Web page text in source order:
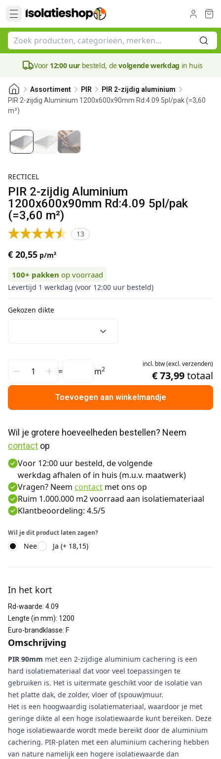
Voor 12:00 uur besteld, devolgende werkdag in huis
Assortiment PIR
PIR 2-zijdig aluminium
PIR 2-zijdig Aluminium 1200x600x90mm Rd:4.09 5pl/pak (=3,60
m²)
RECTICEL
PIR 2-zijdig Aluminium
1200x600x90mm Rd:4.09 5pl/pak
(=3,60 m²)
13
€ 20,55 p/m²
100+ pakken op voorraad
Levertijd 1 werkdag (voor 12:00 uur besteld)
Gekozen dikte
= m2
incl. btw(excl.verzenden)
€ 73,99totaal
Toevoegen aan winkelmandje
contact op
Voor 12:00 uur besteld, de volgende
werkdag afhalen of in huis (m.u.v. maatwerk)
Vragen? Neem contact met ons op
Ruim 1.000.000 m2 voorraad aan isolatiemateriaal
Klantbeoordeling: 4.5/5
Wil je dit product laten zagen?
Nee Ja (+ 18,15)
In het kort
Rd-waarde: 4.09
Lengte (in mm): 1200
Euro-brandklasse: F
Omschrijving
PIR 90mm met een 2-zijdige aluminium cachering is een
hard isolatiemateriaal dat voor veel toepassingen te
gebruiken is. Het is uitermate geschikt voor de isolatie van
het platte dak, de zolder, vloer of (spouw)muur.
Het is een hoogwaardig isolatiemateriaal, waardoor je met
geringe dikte al een hoge isolatiewaarde kunt bereiken. Deze
hoge isolatiewaarde wordt mede bereikt door de aluminium
cachering. PIR-platen met een aluminium cachering hebben
van nature namelijk een hogere isolatiewaarde dan